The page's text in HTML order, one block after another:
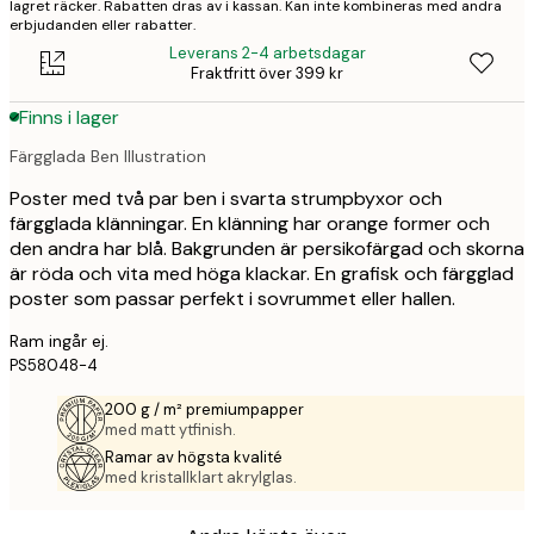
lagret räcker. Rabatten dras av i kassan. Kan inte kombineras med andra
erbjudanden eller rabatter.
Leverans 2-4 arbetsdagar
Fraktfritt över 399 kr
Finns i lager
Färgglada Ben Illustration
Poster med två par ben i svarta strumpbyxor och
färgglada klänningar. En klänning har orange former och
den andra har blå. Bakgrunden är persikofärgad och skorna
är röda och vita med höga klackar. En grafisk och färgglad
poster som passar perfekt i sovrummet eller hallen.
Ram ingår ej.
PS58048-4
200 g / m² premiumpapper
med matt ytfinish.
Ramar av högsta kvalité
med kristallklart akrylglas.